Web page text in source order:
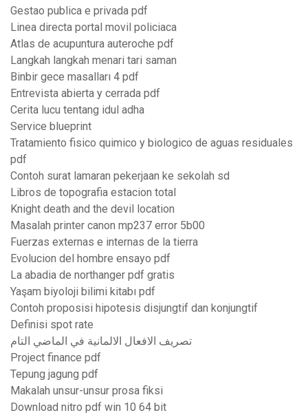
Gestao publica e privada pdf
Linea directa portal movil policiaca
Atlas de acupuntura auteroche pdf
Langkah langkah menari tari saman
Binbir gece masalları 4 pdf
Entrevista abierta y cerrada pdf
Cerita lucu tentang idul adha
Service blueprint
Tratamiento fisico quimico y biologico de aguas residuales
pdf
Contoh surat lamaran pekerjaan ke sekolah sd
Libros de topografia estacion total
Knight death and the devil location
Masalah printer canon mp237 error 5b00
Fuerzas externas e internas de la tierra
Evolucion del hombre ensayo pdf
La abadia de northanger pdf gratis
Yaşam biyoloji bilimi kitabı pdf
Contoh proposisi hipotesis disjungtif dan konjungtif
Definisi spot rate
تصريف الافعال الالمانية في الماضي التام
Project finance pdf
Tepung jagung pdf
Makalah unsur-unsur prosa fiksi
Download nitro pdf win 10 64 bit